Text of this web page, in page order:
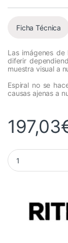
Ficha Técnica
Las imágenes
diferir
muestra visual a
Espiral no se
causas ajenas a
197,03
Vinilo RITRAMA